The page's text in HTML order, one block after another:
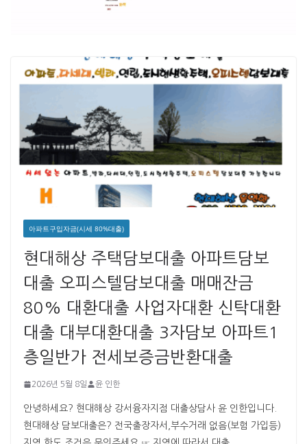
아파트구입자금(시세 80%대출)
현대해상 주택담보대출 아파트담보
대출 오피스텔담보대출 매매잔금
80% 대환대출 사업자대환 신탁대환
대출 대부대환대출 3자담보 아파트1
층일반가 전세보증금반환대출
2026년 5월 8일 윤 인한
안녕하세요? 현대해상 강서융자지점 대출상담사 윤 인한입니다. ​ ​
현대해상 담보대출은? 전국출장자서,부수거래 없음(보험 가입등)